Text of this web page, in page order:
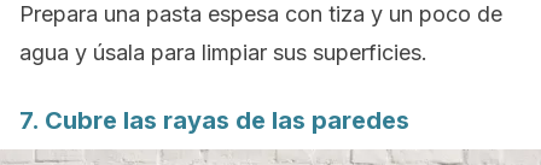
Prepara una pasta espesa con tiza y un poco de
agua y úsala para limpiar sus superficies.
7. Cubre las rayas de las paredes